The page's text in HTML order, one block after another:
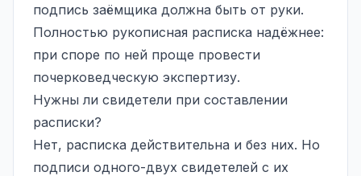
подпись заёмщика должна быть от руки.
Полностью рукописная расписка надёжнее:
при споре по ней проще провести
почерковедческую экспертизу.
Нужны ли свидетели при составлении
расписки?
Нет, расписка действительна и без них. Но
подписи одного-двух свидетелей с их